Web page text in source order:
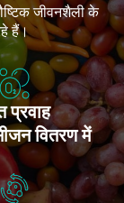
जीवनशैली के
हैं।
प्रवाह
वितरण में